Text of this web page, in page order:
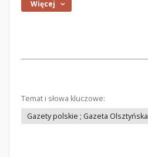
Więcej
Temat i słowa kluczowe:
Gazety polskie ; Gazeta Olsztyńska